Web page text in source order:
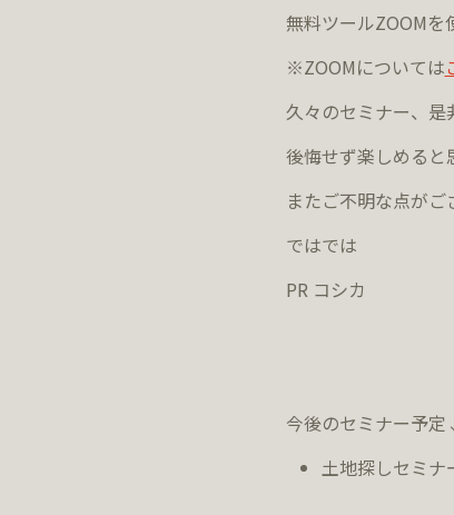
無料ツールZOOMを
※ZOOMについては
久々のセミナー、是
後悔せず楽しめると
またご不明な点がご
ではでは
PR コシカ
今後のセミナー予
土地探しセミナ